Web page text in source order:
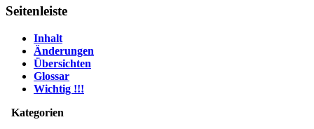
Seitenleiste
Inhalt
Änderungen
Übersichten
Glossar
Wichtig !!!
Kategorien